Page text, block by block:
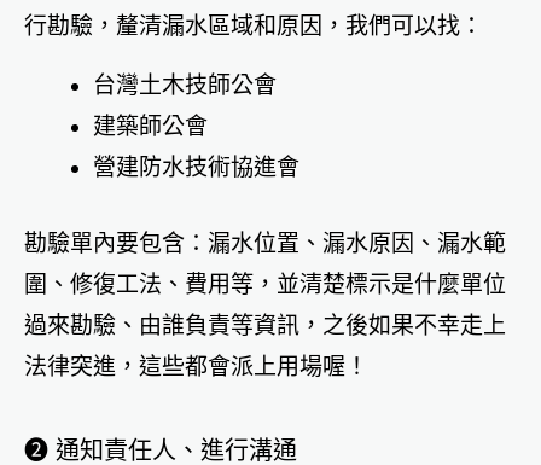
行勘驗，釐清漏水區域和原因，我們可以找：
台灣土木技師公會
建築師公會
營建防水技術協進會
勘驗單內要包含：漏水位置、漏水原因、漏水範
圍、修復工法、費用等，並清楚標示是什麼單位
過來勘驗、由誰負責等資訊，之後如果不幸走上
法律突進，這些都會派上用場喔！
➋ 通知責任人、進行溝通